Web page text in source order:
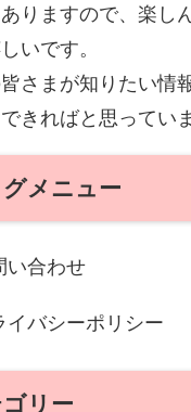
りますので、楽し
いです。
さまが知りたい情
きればと思ってい
メニュー
い合わせ
イバシーポリシー
リー